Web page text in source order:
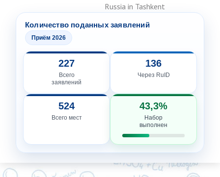
Russia in Tashkent
Количество поданных заявлений
Приём 2026
227
Всего
заявлений
136
Через RuID
524
Всего мест
43,3%
Набор
выполнен